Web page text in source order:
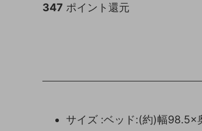
347 ポイント還元
サイズ :ベッド:(約)幅